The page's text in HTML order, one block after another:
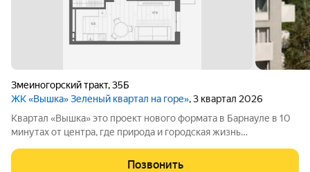
Змеиногорский тракт,35Б
ЖК «Вышка» Зеленый квартал на горе», 3 квартал 2026
Квартал «Вышка» это проект нового формата в Барнауле в 10
минутах от центра, где природа и городская жизнь
интеграция в существующий природный ландшафт с
Позвонить